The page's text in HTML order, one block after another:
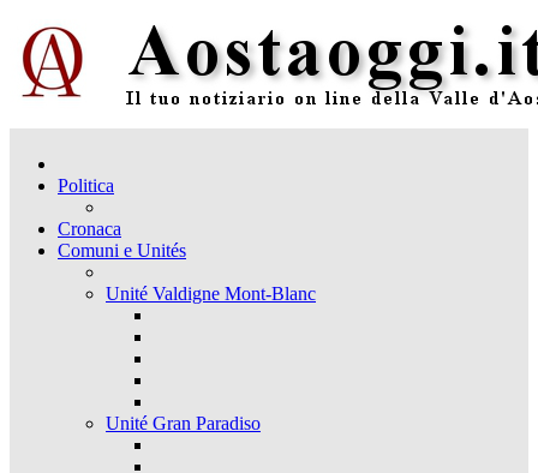
Politica
Cronaca
Comuni e Unités
Unité Valdigne Mont-Blanc
Unité Gran Paradiso